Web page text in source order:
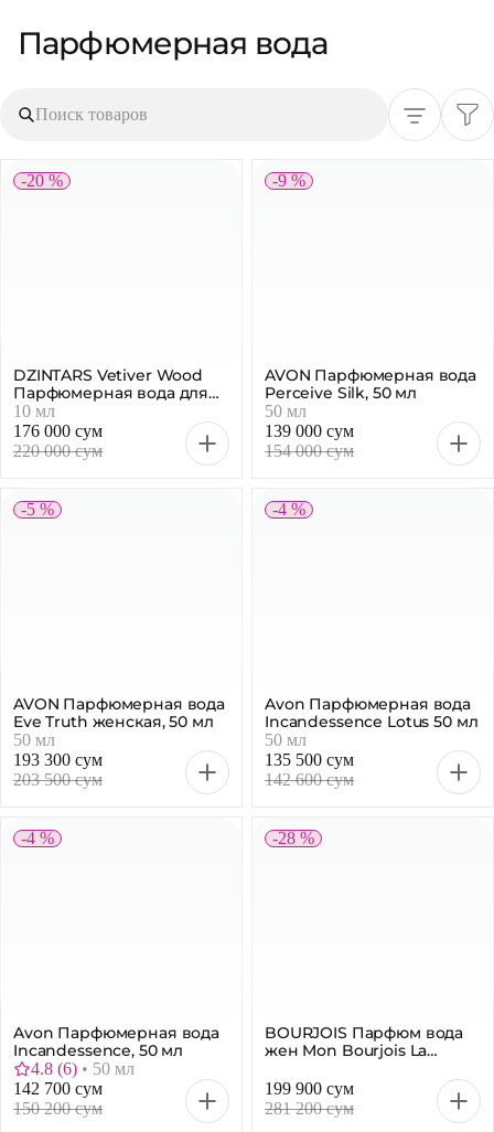
Парфюмерная вода
Поиск товаров
-20 %
DZINTARS Vetiver Wood
Парфюмерная вода для
10 мл
176 000 сум
220 000 сум
-9 %
AVON Парфюмерная вода
Perceive Silk, 50 мл
50 мл
139 000 сум
154 000 сум
-5 %
AVON Парфюмерная вода
Eve Truth женская, 50 мл
50 мл
193 300 сум
203 500 сум
-4 %
Avon Парфюмерная вода
Incandessence Lotus 50 мл
50 мл
135 500 сум
142 600 сум
-4 %
Avon Парфюмерная вода
Incandessence, 50 мл
4.8 (6) • 50 мл
142 700 сум
150 200 сум
-28 %
BOURJOIS Парфюм вода
жен Mon Bourjois La
199 900 сум
281 200 сум